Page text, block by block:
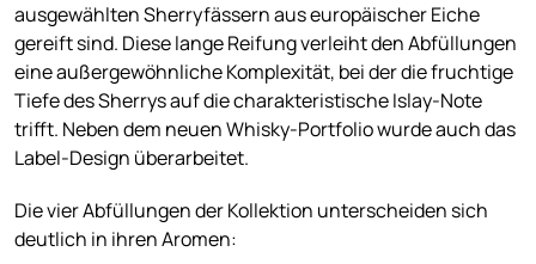
ausgewählten Sherryfässern aus europäischer Eiche
gereift sind. Diese lange Reifung verleiht den Abfüllungen
eine außergewöhnliche Komplexität, bei der die fruchtige
Tiefe des Sherrys auf die charakteristische Islay-Note
trifft. Neben dem neuen Whisky-Portfolio wurde auch das
Label-Design überarbeitet.
Die vier Abfüllungen der Kollektion unterscheiden sich
deutlich in ihren Aromen: